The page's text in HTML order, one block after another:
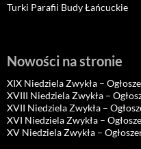
Turki Parafii Budy Łańcuckie
Nowości na stronie
XIX Niedziela Zwykła –
XVIII Niedziela Zwykła –
XVII Niedziela Zwykła –
XVI Niedziela Zwykła –
XV Niedziela Zwykła –